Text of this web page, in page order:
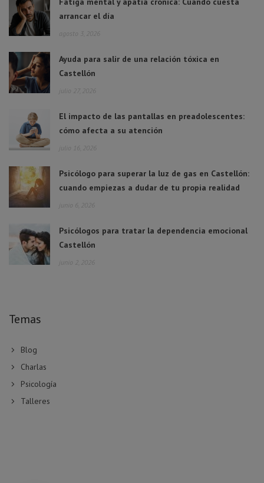
arrancar el día
agosto 3, 2026
Ayuda para salir de una relación tóxica en
Castellón
julio 27, 2026
El impacto de las pantallas en preadolescentes:
cómo afecta a su atención
julio 16, 2026
Psicólogo para superar la luz de gas en Castellón:
cuando empiezas a dudar de tu propia realidad
junio 6, 2026
Psicólogos para tratar la dependencia emocional
Castellón
junio 2, 2026
Temas
Blog
Charlas
Psicología
Talleres